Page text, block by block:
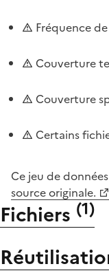
Fréquence
Couverture
Couverture
Certains
Ce jeu de
source originale.
Fichiers (1)